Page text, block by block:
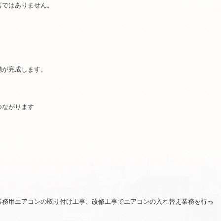
はありません。
完成します。
がります
用エアコンの取り付け工事、改修工事でエアコンの入れ替え業務を行っ